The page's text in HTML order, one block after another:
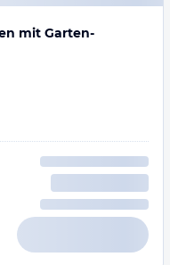
mit Garten-